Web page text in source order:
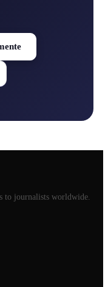
to journalists worldwide.